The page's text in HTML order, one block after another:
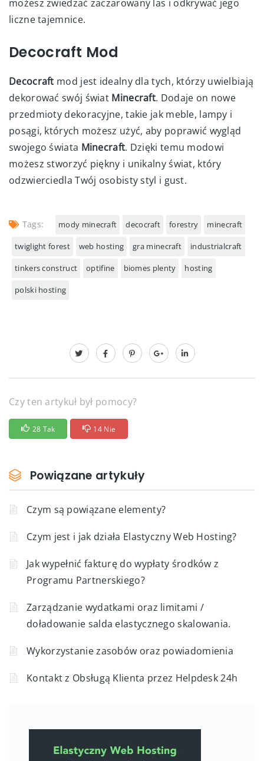
możesz zwiedzać zaczarowany las i odkrywać jego
liczne tajemnice.
Decocraft Mod
Decocraft mod jest idealny dla tych, którzy uwielbiają
dekorować swój świat Minecraft. Dodaje on nowe
przedmioty dekoracyjne, takie jak meble, lampy i
posągi, których możesz użyć, aby poprawić wygląd
swojego świata Minecraft. Dzięki temu modowi
możesz stworzyć piękny i unikalny świat, który
odzwierciedla Twój osobisty styl i gust.
Tags: mody minecraft decocraft forestry minecraft
twiglight forest web hosting gra minecraft industrialcraft
tinkers construct optifine biomes plenty hosting
polski hosting
Czy ten artykuł był pomocy?
28 Tak 14 Nie
Powiązane artykuły
Czym są powiązane elementy?
Czym jest i jak działa Elastyczny Web Hosting?
Jak wypełnić fakturę do wypłaty środków z
Programu Partnerskiego?
Zarządzanie wydatkami oraz limitami /
doładowanie salda elastycznego skalowania.
Wykorzystanie zasobów oraz powiadomienia
Kontakt z Obsługą Klienta przez Helpdesk 24h